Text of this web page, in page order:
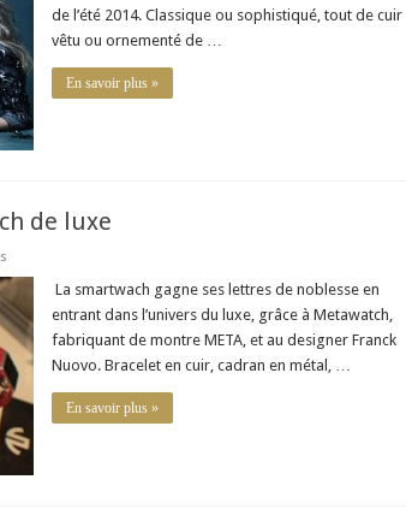
it-
bag
de
l’été
de l’été 2014. Classique ou sophistiqué, tout de cuir
vêtu ou ornementé de …
En savoir plus »
de luxe
sur
à
l’heure
de
la
smartwatch
de
luxe
La smartwach gagne ses lettres de noblesse en
entrant dans l’univers du luxe, grâce à Metawatch,
fabriquant de montre META, et au designer Franck
Nuovo. Bracelet en cuir, cadran en métal, …
En savoir plus »